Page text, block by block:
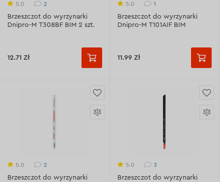
5.0 2
Brzeszczot do wyrzynarki
Dnipro-M T308BF BIM 2 szt.
12.71 Zł
5.0 1
Brzeszczot do wyrzynarki
Dnipro-M T101AIF BIM
11.99 Zł
5.0 2
Brzeszczot do wyrzynarki
5.0 3
Brzeszczot do wyrzynarki